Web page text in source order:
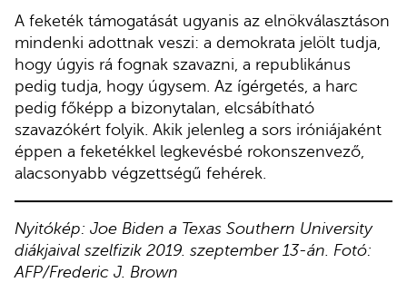
A feketék támogatását ugyanis az elnökválasztáson
mindenki adottnak veszi: a demokrata jelölt tudja,
hogy úgyis rá fognak szavazni, a republikánus
pedig tudja, hogy úgysem. Az ígérgetés, a harc
pedig főképp a bizonytalan, elcsábítható
szavazókért folyik. Akik jelenleg a sors iróniájaként
éppen a feketékkel legkevésbé rokonszenvező,
alacsonyabb végzettségű fehérek.
Nyitókép: Joe Biden a Texas Southern University
diákjaival szelfizik 2019. szeptember 13-án. Fotó:
AFP/Frederic J. Brown